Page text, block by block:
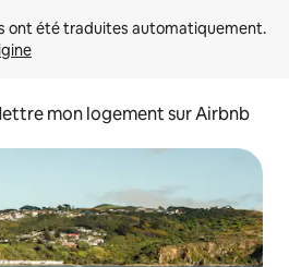
mon logement sur Airbnb